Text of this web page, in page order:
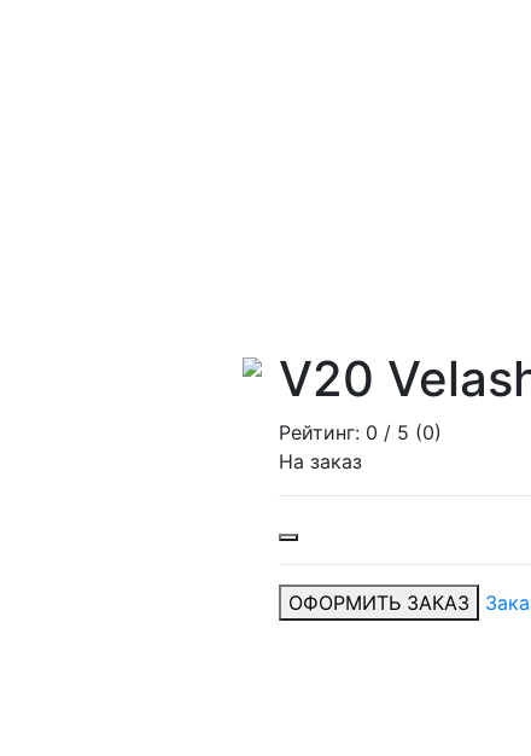
V20
Рейтинг: 0 / 5 (0)
На заказ
ОФОРМИТЬ ЗАКАЗ